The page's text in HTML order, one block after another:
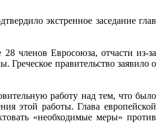
экстренное заседание глав
членов Евросоюза, отчасти из-за
правительство заявило о
работу над тем, что было
этой работы. Глава европейской
«необходимые меры» против